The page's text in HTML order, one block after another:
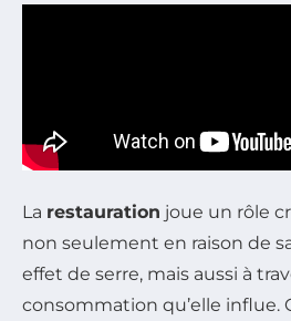
La restauration joue un rôle
non seulement en raison de
effet de serre, mais aussi à
consommation qu’elle influe.